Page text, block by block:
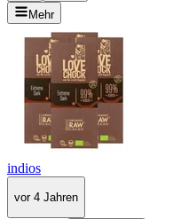
Mehr
indios
vor 4 Jahren